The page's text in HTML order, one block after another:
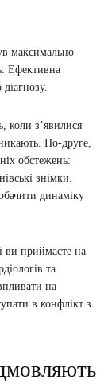
максимально
Ефективна
коли з’явилися
По-друге,
обстежень:
знімки.
динаміку
ви приймаєте на
та
на
в конфлікт з